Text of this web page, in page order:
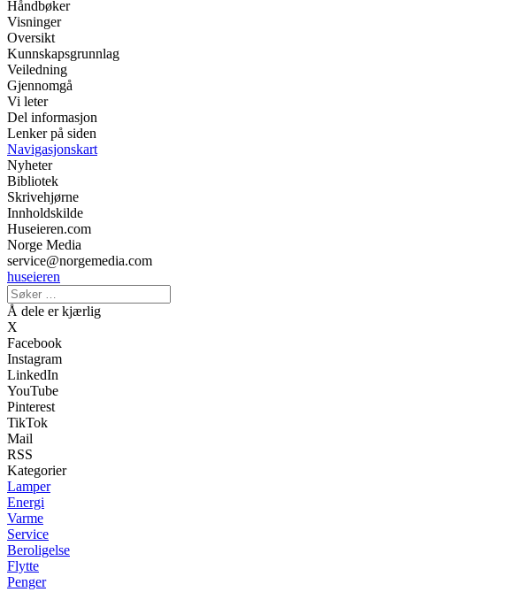
Håndbøker
Visninger
Oversikt
Kunnskapsgrunnlag
Veiledning
Gjennomgå
Vi leter
Del informasjon
Lenker på siden
Navigasjonskart
Nyheter
Bibliotek
Skrivehjørne
Innholdskilde
Huseieren.com
Norge Media
service@norgemedia.com
huseieren
Å dele er kjærlig
X
Facebook
Instagram
LinkedIn
YouTube
Pinterest
TikTok
Mail
RSS
Kategorier
Lamper
Energi
Varme
Service
Beroligelse
Flytte
Penger